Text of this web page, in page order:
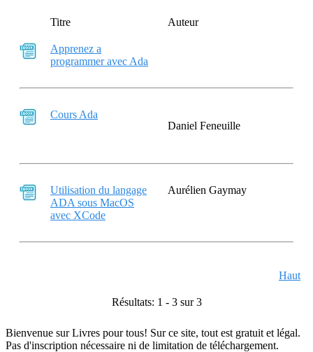
Titre Auteur
Apprenez a
programmer avec Ada
Cours Ada
Daniel Feneuille
Utilisation du langage
ADA sous MacOS
avec XCode
Aurélien Gaymay
Haut
Résultats: 1 - 3 sur 3
Bienvenue sur Livres pour tous! Sur ce site, tout est gratuit et légal.
Pas d'inscription nécessaire ni de limitation de téléchargement.